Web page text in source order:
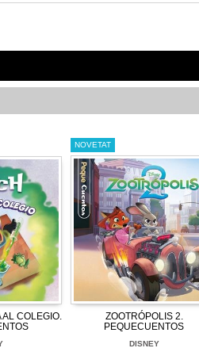
AL COLEGIO.
NOVETAT
ZOOTRÓPOLIS 2.
PEQUECUENTOS
DISNEY